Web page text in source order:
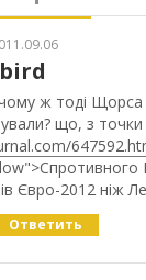
ж тоді Щорса
що, з точки
Євро-2012 ніж
Ответить